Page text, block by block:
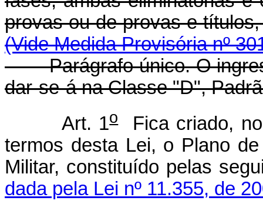
provas ou de provas e
(Vide Medida Provisória nº
Parágrafo único. O
dar-se-á na Classe "D",
Art. 1oFica criado, no
termos desta Lei, o Plano
Militar, constituído pelas
dada pela Lei nº 11.355, de